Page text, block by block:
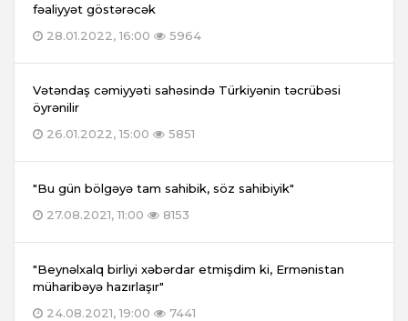
fəaliyyət göstərəcək
28.01.2022, 16:00
5964
Vətəndaş cəmiyyəti sahəsində Türkiyənin təcrübəsi
öyrənilir
26.01.2022, 15:00
5851
"Bu gün bölgəyə tam sahibik, söz sahibiyik"
27.08.2021, 11:00
8153
"Beynəlxalq birliyi xəbərdar etmişdim ki, Ermənistan
müharibəyə hazırlaşır"
24.08.2021, 19:00
7441